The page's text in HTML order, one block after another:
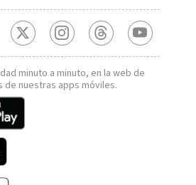
minuto a minuto, en la web de
de nuestras apps móviles.